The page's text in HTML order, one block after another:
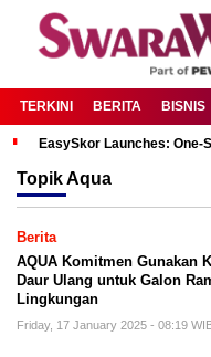
TERKINI BERITA BISNIS
EasySkor Launches:
TopikAqua
Berita
AQUA Komitmen Gunakan
Daur Ulang untuk Galon
Lingkungan
Friday, 17 January 2025 - 08:19